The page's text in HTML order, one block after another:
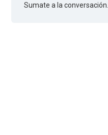
Sumate a la conversación.